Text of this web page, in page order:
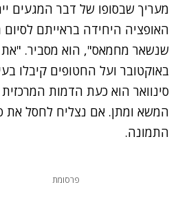
מעריך שבסופו של דבר המגעים
האופציה היחידה בראייתם
שנשאר מחמאס", הוא מסביר.
באוקטובר ועל החטופים קיבלו
סינוואר הוא כעת הדמות
המשא ומתן. אם נצליח לחסל את
התמונה.
פרסומת